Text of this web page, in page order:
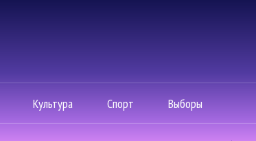
Культура Спорт Выборы